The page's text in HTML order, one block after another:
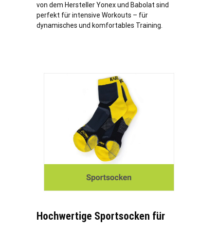
von dem Hersteller Yonex und Babolat sind
perfekt für intensive Workouts – für
dynamisches und komfortables Training.
Hochwertige Sportsocken für